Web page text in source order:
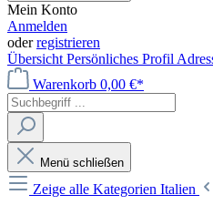
Mein Konto
Anmelden
oderregistrieren
Übersicht Persönliches Profil
Warenkorb 0,00 €*
Menü schließen
Zeige alle Kategorien Italien